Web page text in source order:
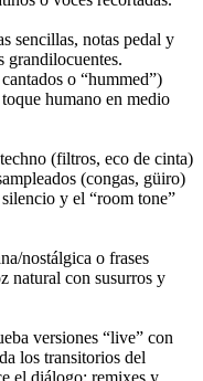
sencillas, notas pedal y
grandilocuentes.
o “hummed”)
humano en medio
(filtros, eco de cinta)
(congas, güiro)
y el “room tone”
nostálgica o frases
natural con susurros y
versiones “live” con
los transitorios del